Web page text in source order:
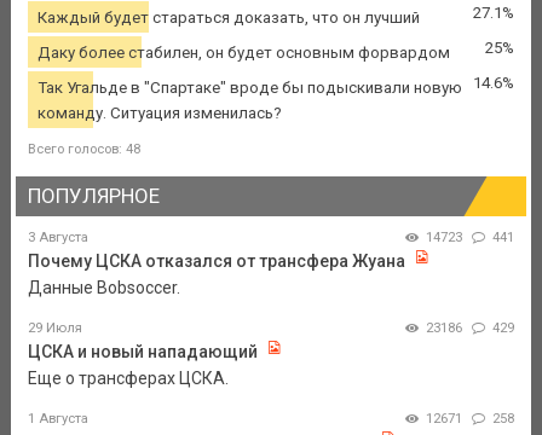
Каждый будет стараться доказать, что он лучший 27.1%
Даку более стабилен, он будет основным форвардом 25%
Так Угальде в "Спартаке" вроде бы подыскивали новую
команду. Ситуация изменилась?
14.6%
Всего голосов: 48
ПОПУЛЯРНОЕ
3 Августа 14723 441
Почему ЦСКА отказался от трансфера Жуана
Данные Bobsoccer.
29 Июля 23186 429
ЦСКА и новый нападающий
Еще о трансферах ЦСКА.
1 Августа 12671 258